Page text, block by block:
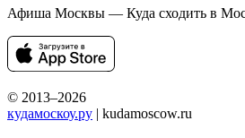
Афиша Москвы — Куда сходить в
© 2013–2026
кудамоскоу.ру | kudamoscow.ru